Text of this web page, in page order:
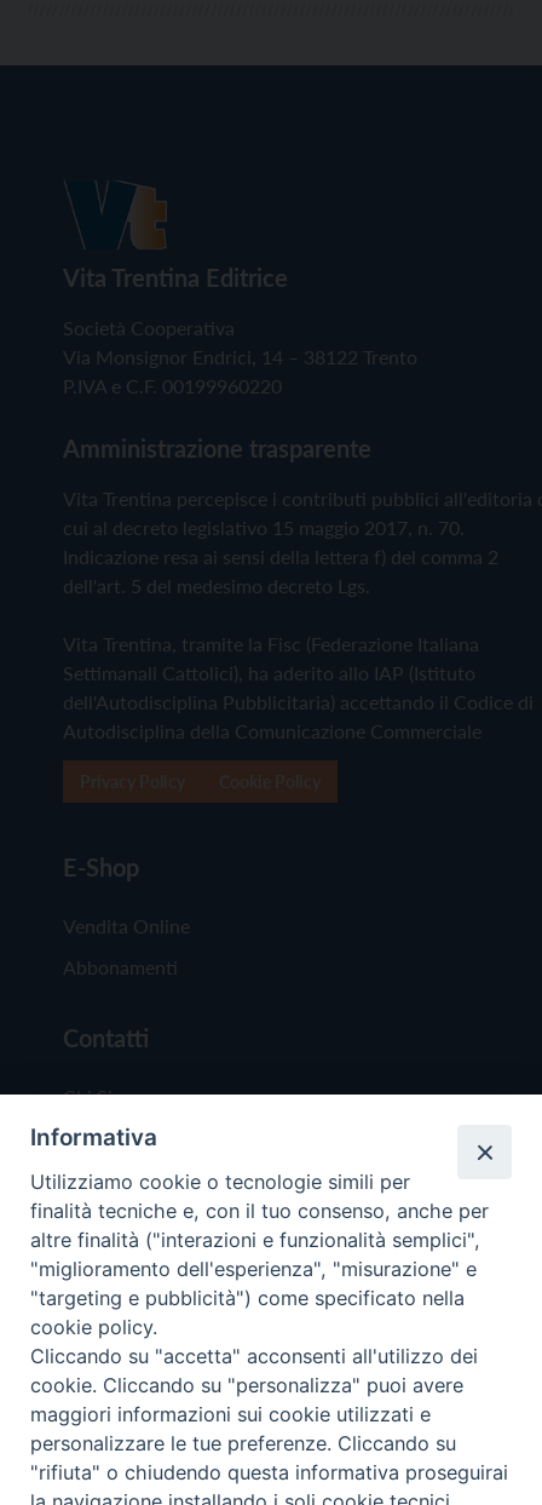
Vita Trentina Editrice
Società Cooperativa
Via Monsignor Endrici, 14 – 38122 Trento
P.IVA e C.F. 00199960220
Amministrazione trasparente
Vita Trentina percepisce i contributi pubblici all'editoria
cui al decreto legislativo 15 maggio 2017, n. 70.
Indicazione resa ai sensi della lettera f) del comma 2
dell'art. 5 del medesimo decreto Lgs.
Vita Trentina, tramite la Fisc (Federazione Italiana
Settimanali Cattolici), ha aderito allo IAP (Istituto
dell'Autodisciplina Pubblicitaria) accettando il Codice di
Autodisciplina della Comunicazione Commerciale
E-Shop
Vendita Online
Abbonamenti
Contatti
Chi Siamo
Redazione
Scrivici
Copyright © 2019 - Tutti i diritti riservati - Vita
Trentina Editrice
Privacy Policy
Torna
Informativa
Utilizziamo cookie o tecnologie simili per
finalità tecniche e, con il tuo consenso, anche per
altre finalità ("interazioni e funzionalità semplici",
"miglioramento dell'esperienza", "misurazione" e
"targeting e pubblicità") come specificato nella
cookie policy.
Cliccando su "accetta" acconsenti all'utilizzo dei
cookie. Cliccando su "personalizza" puoi avere
maggiori informazioni sui cookie utilizzati e
personalizzare le tue preferenze. Cliccando su
"rifiuta" o chiudendo questa informativa proseguirai